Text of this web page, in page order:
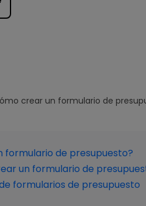
crear un formulario de
formulario de presupuesto?
un formulario de
formularios de presupuesto